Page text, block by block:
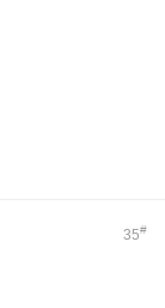
35#